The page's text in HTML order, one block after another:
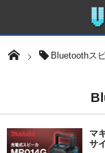
Bluetoothス
マ
サ